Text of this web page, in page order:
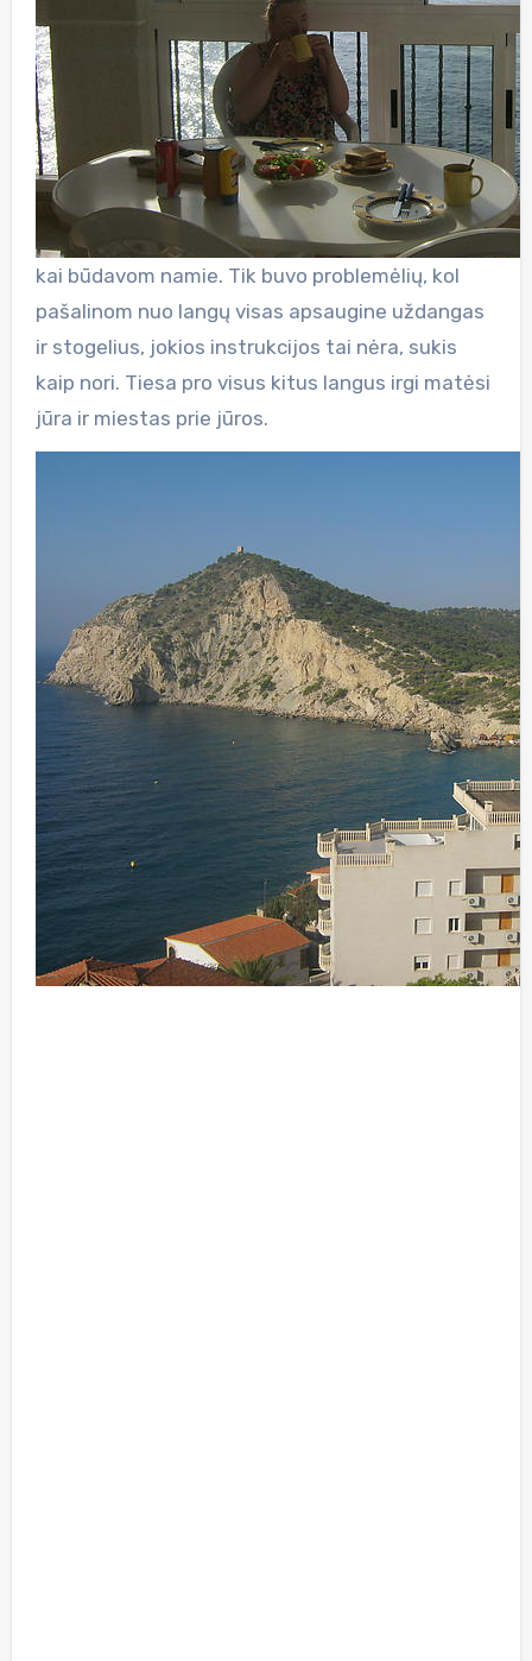
kai būdavom namie. Tik buvo problemėlių, kol
pašalinom nuo langų visas apsaugine uždangas
ir stogelius, jokios instrukcijos tai nėra, sukis
kaip nori. Tiesa pro visus kitus langus irgi matėsi
jūra ir miestas prie jūros.